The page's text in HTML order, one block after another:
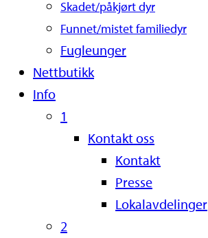
Skadet/påkjørt dyr
Funnet/mistet familiedyr
Fugleunger
Nettbutikk
Info
1
Kontakt oss
Kontakt
Presse
Lokalavdelinger
2